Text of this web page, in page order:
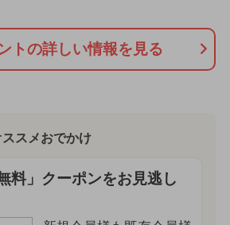
トの詳しい情報を見る
スメおでかけ
料」クーポンをお見逃し